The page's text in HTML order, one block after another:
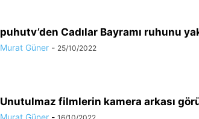
puhutv’den Cadılar Bayramı ruhunu
Murat Güner - 25/10/2022
Unutulmaz filmlerin kamera arkası
Murat Güner -